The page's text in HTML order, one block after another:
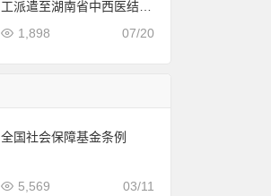
工派遣至湖南省中西医结合
医院（湖南省中医药研究院
07/20
1,898
全国社会保障基金条例
03/11
5,569